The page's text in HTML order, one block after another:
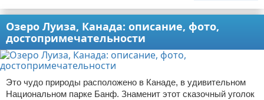
Озеро Луиза, Канада: описание, фото,
достопримечательности
Это чудо природы расположено в Канаде, в удивительном
Национальном парке Банф. Знаменит этот сказочный уголок